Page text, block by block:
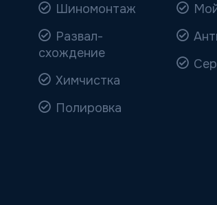
Шиномонтаж
Развал-
схождение
Химчистка
Полировка